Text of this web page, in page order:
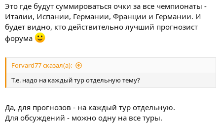
Это где будут суммироваться очки за все чемпионаты -
Италии, Испании, Германии, Франции и Германии. И
будет видно, кто действительно лучший прогнозист
форума
Forvard77 сказал(а):
Т.е. надо на каждый тур отдельную тему?
Да, для прогнозов - на каждый тур отдельную.
Для обсуждений - можно одну на все туры.